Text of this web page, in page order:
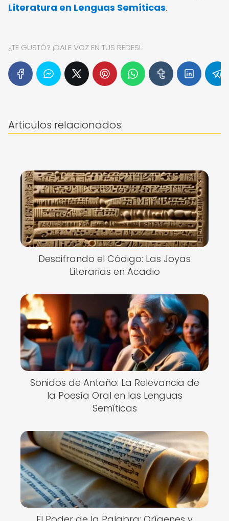
Literatura en Lenguas Semíticas.
¿TE GUSTÓ? ¡DALE VOZ EN TUS REDES!
Articulos relacionados:
Descifrando el Código: Las Joyas
Literarias en Acadio
Sonidos de Antaño: La Relevancia de
la Poesía Oral en las Lenguas
Semíticas